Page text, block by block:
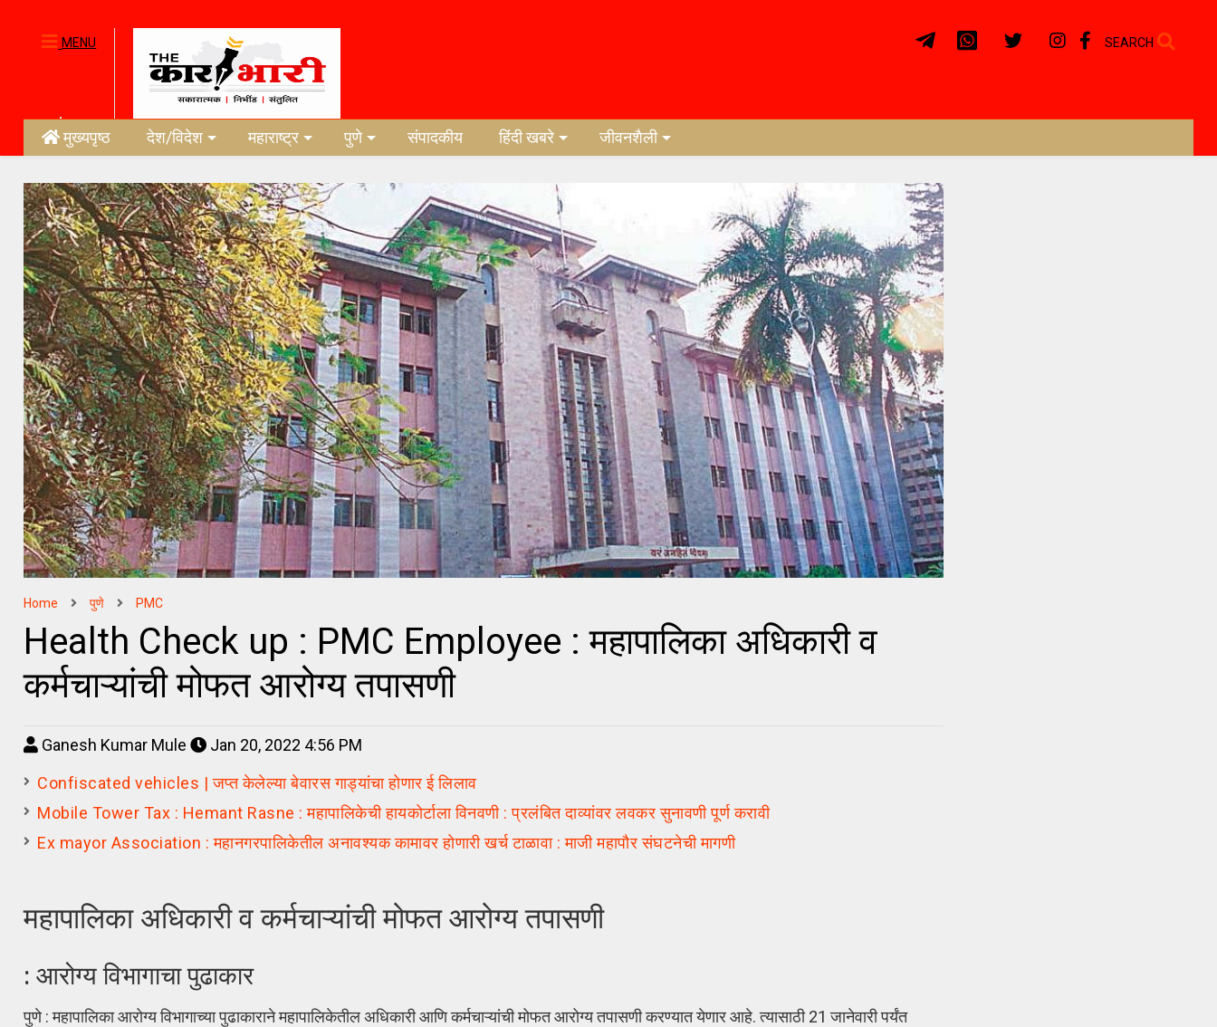
MENU SEARCH
मुख्यपृष्ठ देश/विदेश महाराष्ट्र पुणे संपादकीय हिंदी खबरे जीवनशैली
Home पुणे PMC
Health Check up : PMC Employee : महापालिका अधिकारी व
कर्मचाऱ्यांची मोफत आरोग्य तपासणी
Ganesh Kumar Mule
Jan 20, 2022 4:56 PM
Confiscated vehicles | जप्त केलेल्या बेवारस गाड्यांचा होणार ई लिलाव
Mobile Tower Tax : Hemant Rasne : महापालिकेची हायकोर्टाला विनवणी : प्रलंबित दाव्यांवर लवकर सुनावणी पूर्ण करावी
Ex mayor Association : महानगरपालिकेतील अनावश्यक कामावर होणारी खर्च टाळावा : माजी महापौर संघटनेची मागणी
महापालिका अधिकारी व कर्मचाऱ्यांची मोफत आरोग्य तपासणी
: आरोग्य विभागाचा पुढाकार
पुणे : महापालिका आरोग्य विभागाच्या पुढाकाराने महापालिकेतील अधिकारी आणि कर्मचाऱ्यांची मोफत आरोग्य तपासणी करण्यात येणार आहे. त्यासाठी 21 जानेवारी पर्यंत